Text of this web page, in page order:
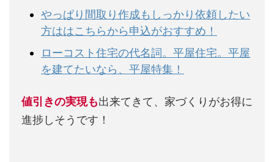
やっぱり間取り作成もしっかり依頼したい
方ははこちらから申込がおすすめ！
ローコスト住宅の代名詞。平屋住宅。平屋
を建てたいなら、平屋特集！
値引きの実現も出来てきて、家づくりがお得に
進捗しそうです！